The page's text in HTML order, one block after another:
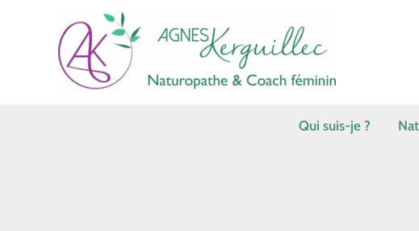
Qui suis-je ?